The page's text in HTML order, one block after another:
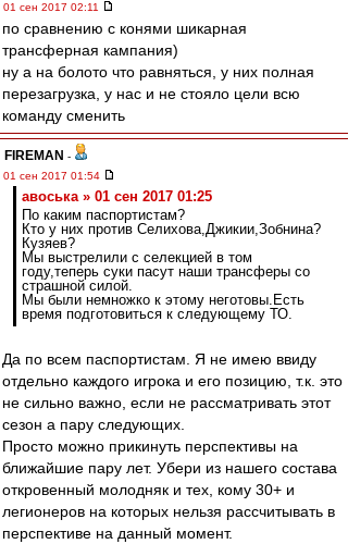
01 сен 2017 02:11
по сравнению с конями шикарная
трансферная кампания)
ну а на болото что равняться, у них полная
перезагрузка, у нас и не стояло цели всю
команду сменить
FIREMAN -
01 сен 2017 01:54
авоська » 01 сен 2017 01:25
По каким паспортистам?
Кто у них против Селихова,Джикии,Зобнина?
Кузяев?
Мы выстрелили с селекцией в том
году,теперь суки пасут наши трансферы со
страшной силой.
Мы были немножко к этому неготовы.Есть
время подготовиться к следующему ТО.
Да по всем паспортистам. Я не имею ввиду
отдельно каждого игрока и его позицию, т.к. это
не сильно важно, если не рассматривать этот
сезон а пару следующих.
Просто можно прикинуть перспективы на
ближайшие пару лет. Убери из нашего состава
откровенный молодняк и тех, кому 30+ и
легионеров на которых нельзя рассчитывать в
перспективе на данный момент.